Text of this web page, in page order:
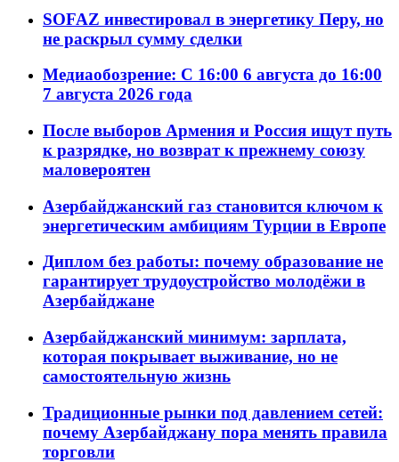
SOFAZ инвестировал в энергетику Перу, но
не раскрыл сумму сделки
Медиаобозрение: С 16:00 6 августа до 16:00
7 августа 2026 года
После выборов Армения и Россия ищут путь
к разрядке, но возврат к прежнему союзу
маловероятен
Азербайджанский газ становится ключом к
энергетическим амбициям Турции в Европе
Диплом без работы: почему образование не
гарантирует трудоустройство молодёжи в
Азербайджане
Азербайджанский минимум: зарплата,
которая покрывает выживание, но не
самостоятельную жизнь
Традиционные рынки под давлением сетей:
почему Азербайджану пора менять правила
торговли